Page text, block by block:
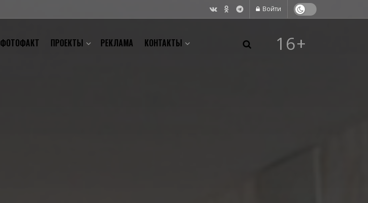
Войти
ФОТОФАКТ ПРОЕКТЫ РЕКЛАМА КОНТАКТЫ 16+